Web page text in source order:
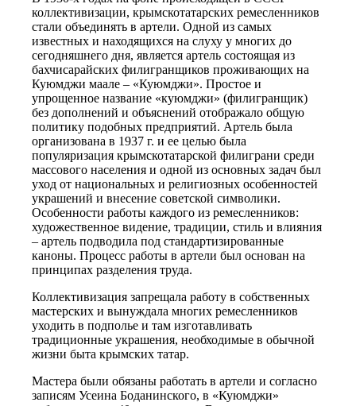
коллективизации, крымскотатарских ремесленников
стали объединять в артели. Одной из самых
известных и находящихся на слуху у многих до
сегодняшнего дня, является артель состоящая из
бахчисарайских филигранщиков проживающих на
Куюмджи маале – «Куюмджи». Простое и
упрощенное название «куюмджи» (филигранщик)
без дополнений и объяснений отображало общую
политику подобных предприятий. Артель была
организована в 1937 г. и ее целью была
популяризация крымскотатарской филиграни среди
массового населения и одной из основных задач был
уход от национальных и религиозных особенностей
украшений и внесение советской символики.
Особенности работы каждого из ремесленников:
художественное видение, традиции, стиль и влияния
– артель подводила под стандартизированные
каноны. Процесс работы в артели был основан на
принципах разделения труда.
Коллективизация запрещала работу в собственных
мастерских и вынуждала многих ремесленников
уходить в подполье и там изготавливать
традиционные украшения, необходимые в обычной
жизни быта крымских татар.
Мастера были обязаны работать в артели и согласно
записям Усеина Боданинского, в «Куюмджи»